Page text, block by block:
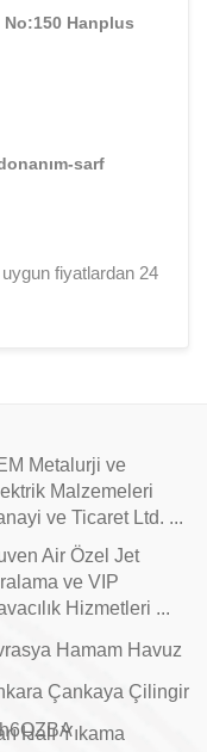
No:150 Hanplus
sarf
fiyatlardan 24
Metalurji ve
Malzemeleri
ve Ticaret Ltd. ...
Air Özel Jet
ve VIP
Hizmetleri ...
Hamam Havuz
Çankaya Çilingir
Halı Yıkama